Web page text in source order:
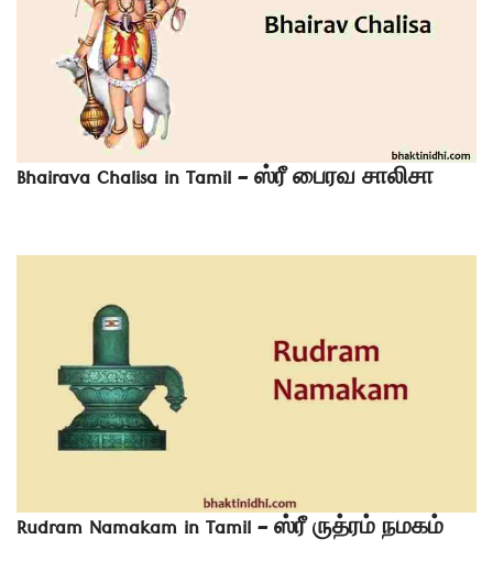
Bhairava Chalisa in Tamil – ஸ்ரீ பைரவ சாலிசா
Rudram Namakam in Tamil – ஸ்ரீ ருத்ரம் நமகம்